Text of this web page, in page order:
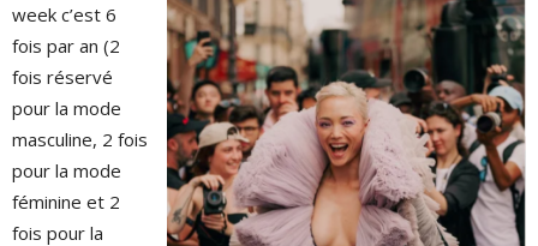
week c’est 6
fois par an (2
fois réservé
pour la mode
masculine, 2 fois
pour la mode
féminine et 2
fois pour la